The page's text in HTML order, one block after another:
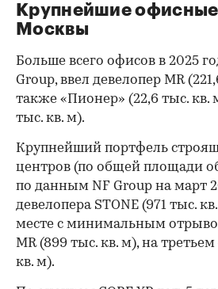
Крупнейшие
Москвы
Больше всего офисов в 2025
Group, ввел девелопер MR
также «Пионер» (22,6 тыс. кв.
тыс. кв. м).
Крупнейший портфель
центров (по общей площади
по данным NF Group на март
девелопера STONE (971 тыс.
месте с минимальным
MR (899 тыс. кв. м), на
кв. м).